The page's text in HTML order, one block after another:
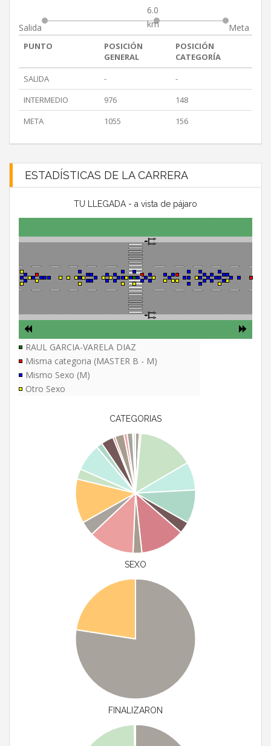
Salida
6.0
km
Meta
PUNTO
POSICIÓN
GENERAL
POSICIÓN
CATEGORÍA
SALIDA
-
-
INTERMEDIO
976
148
META
1055 156
ESTADÍSTICAS DE LA CARRERA
TU LLEGADA - a vista de pájaro
RAUL GARCIA-VARELA DIAZ
Misma categoria (MASTER B - M)
Mismo Sexo (M)
Otro Sexo
CATEGORIAS
SEXO
FINALIZARON